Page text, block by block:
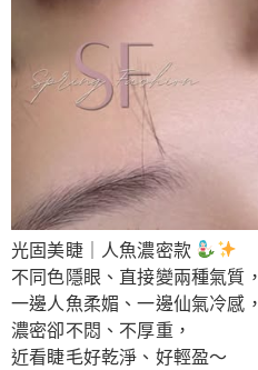
光固美睫｜人魚濃密款
不同色隱眼、直接變兩種氣質，
一邊人魚柔媚、一邊仙氣冷感，
濃密卻不悶、不厚重，
近看睫毛好乾淨、好輕盈～